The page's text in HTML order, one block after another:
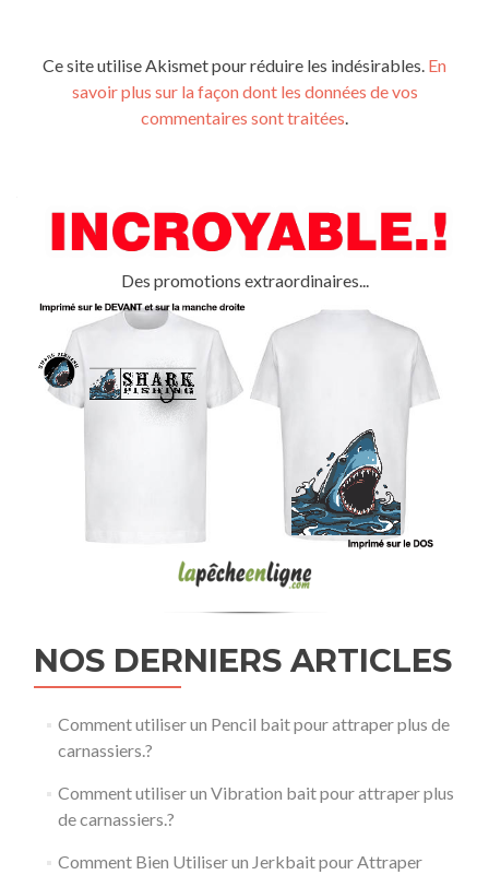
Ce site utilise Akismet pour réduire les indésirables. En
savoir plus sur la façon dont les données de vos
commentaires sont traitées.
Des promotions extraordinaires...
NOS DERNIERS ARTICLES
Comment utiliser un Pencil bait pour attraper plus de
carnassiers.?
Comment utiliser un Vibration bait pour attraper plus
de carnassiers.?
Comment Bien Utiliser un Jerkbait pour Attraper